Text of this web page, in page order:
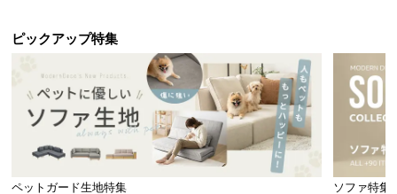
の
配
送
に
つ
て
ピックアップ特集
ペットガード生地特集 ソファ特集